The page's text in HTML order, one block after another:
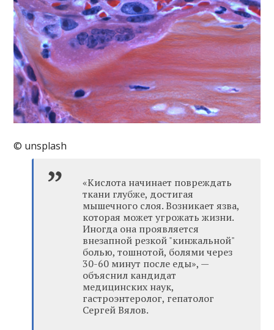
© unsplash
«Кислота начинает повреждать
ткани глубже, достигая
мышечного слоя. Возникает язва,
которая может угрожать жизни.
Иногда она проявляется
внезапной резкой "кинжальной"
болью, тошнотой, болями через
30-60 минут после еды», —
объяснил кандидат
медицинских наук,
гастроэнтеролог, гепатолог
Сергей Вялов.